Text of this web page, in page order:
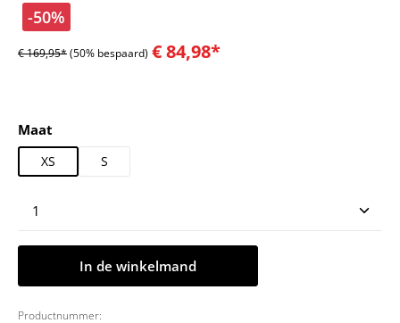
-50%
€ 169,95*(50% bespaard) € 84,98*
Selecteer
Maat
XS S
Producthoeveelheid: Voer de gewenste
In de winkelmand
Productnummer: